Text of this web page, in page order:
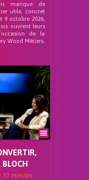
manque de
utile, concret
9 octobre 2026,
ouvrent leurs
de la
Wood Métiers.
BLOCH
30 minutes